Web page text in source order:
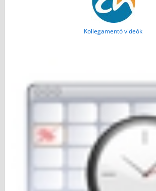
Kollegamentó videók